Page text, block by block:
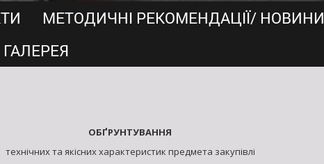
МЕТОДИЧНІ РЕКОМЕНДАЦІЇ/ НОВИНИ
ГАЛЕРЕЯ
ОБҐРУНТУВАННЯ
технічних та якісних характеристик предмета закупівлі